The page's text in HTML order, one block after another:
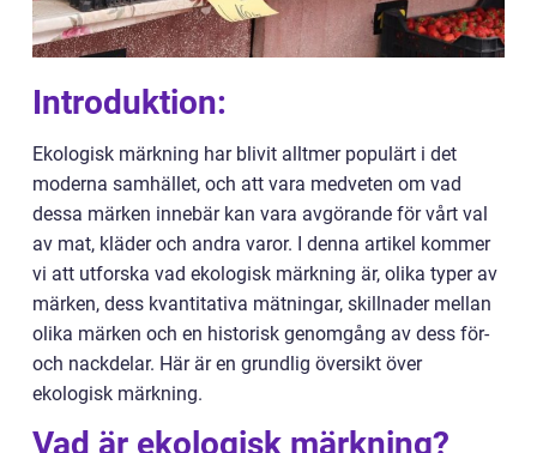
Introduktion:
Ekologisk märkning har blivit alltmer populärt i det
moderna samhället, och att vara medveten om vad
dessa märken innebär kan vara avgörande för vårt val
av mat, kläder och andra varor. I denna artikel kommer
vi att utforska vad ekologisk märkning är, olika typer av
märken, dess kvantitativa mätningar, skillnader mellan
olika märken och en historisk genomgång av dess för-
och nackdelar. Här är en grundlig översikt över
ekologisk märkning.
Vad är ekologisk märkning?